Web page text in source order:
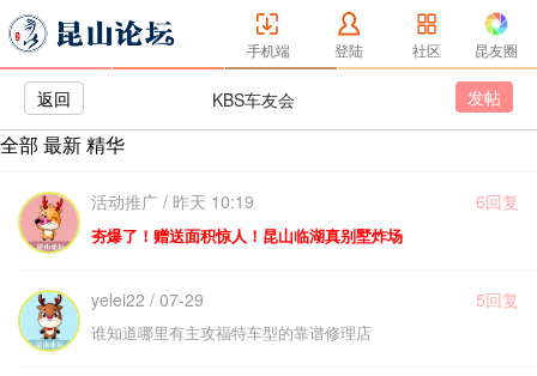
手机端 登陆 社区 昆友圈
返回 KBS车友会 发帖
全部 最新精华
活动推广 / 昨天 10:19 6回复
夯爆了！赠送面积惊人！昆山临湖真别墅炸场
yelei22 / 07-29 5回复
谁知道哪里有主攻福特车型的靠谱修理店